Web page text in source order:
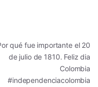
qué fue importante el 20
de julio de 1810. Feliz dia
Colombia
#independenciacolombia